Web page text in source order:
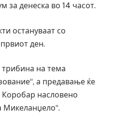
за денеска во 14 часот.
остануваат со
ден.
трибина на тема
а предавање ќе
насловено
Микеланџело“.